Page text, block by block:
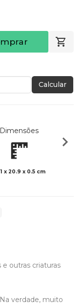
Calcular
Dimensões
x 20.9 x 0.5 cm
outras criaturas
verdade, muito